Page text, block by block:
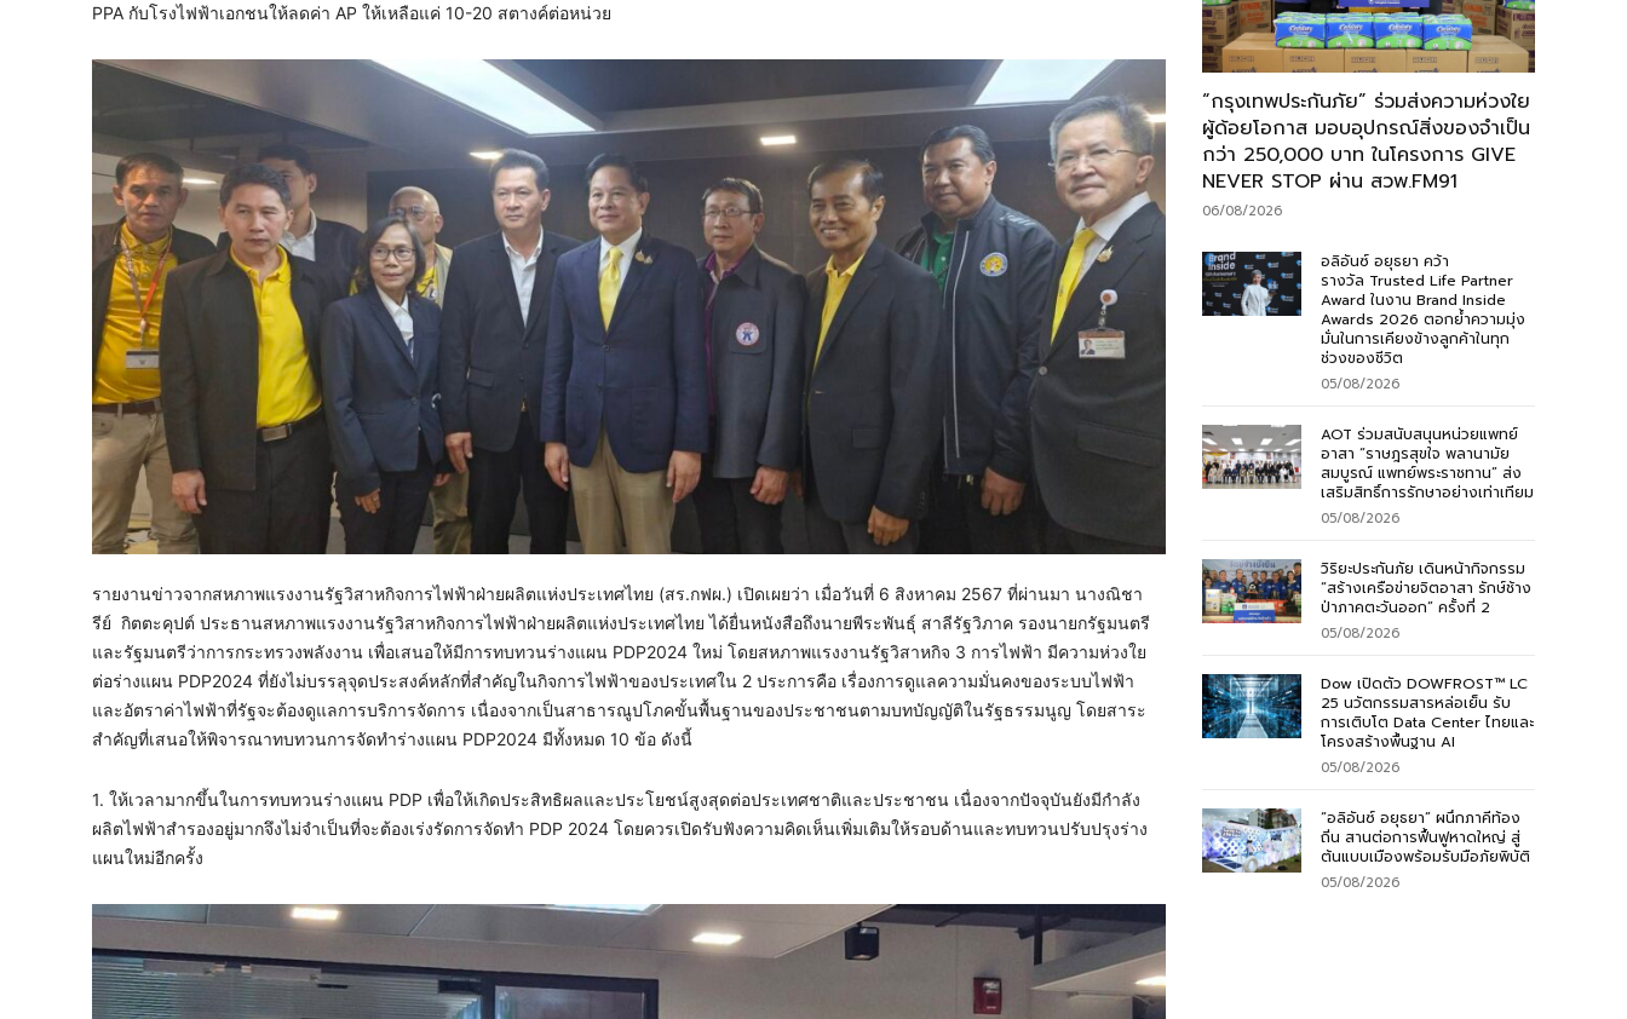
PPA กับโรงไฟฟ้าเอกชนให้ลดค่า AP ให้เหลือแค่ 10-20 สตางค์ต่อหน่วย
รายงานข่าวจากสหภาพแรงงานรัฐวิสาหกิจการไฟฟ้าฝ่ายผลิตแห่งประเทศไทย (สร.กฟผ.) เปิดเผยว่า เมื่อวันที่ 6 สิงหาคม 2567 ที่ผ่านมา นางณิชา
รีย์ กิตตะคุปต์ ประธานสหภาพแรงงานรัฐวิสาหกิจการไฟฟ้าฝ่ายผลิตแห่งประเทศไทย ได้ยื่นหนังสือถึงนายพีระพันธุ์ สาลีรัฐวิภาค รองนายกรัฐมนตรี
และรัฐมนตรีว่าการกระทรวงพลังงาน เพื่อเสนอให้มีการทบทวนร่างแผน PDP2024 ใหม่ โดยสหภาพแรงงานรัฐวิสาหกิจ 3 การไฟฟ้า มีความห่วงใย
ต่อร่างแผน PDP2024 ที่ยังไม่บรรลุจุดประสงค์หลักที่สำคัญในกิจการไฟฟ้าของประเทศใน 2 ประการคือ เรื่องการดูแลความมั่นคงของระบบไฟฟ้า
และอัตราค่าไฟฟ้าที่รัฐจะต้องดูแลการบริการจัดการ เนื่องจากเป็นสาธารณูปโภคขั้นพื้นฐานของประชาชนตามบทบัญญัติในรัฐธรรมนูญ โดยสาระ
สำคัญที่เสนอให้พิจารณาทบทวนการจัดทำร่างแผน PDP2024 มีทั้งหมด 10 ข้อ ดังนี้
1. ให้เวลามากขึ้นในการทบทวนร่างแผน PDP เพื่อให้เกิดประสิทธิผลและประโยชน์สูงสุดต่อประเทศชาติและประชาชน เนื่องจากปัจจุบันยังมีกำลัง
ผลิตไฟฟ้าสำรองอยู่มากจึงไม่จำเป็นที่จะต้องเร่งรัดการจัดทำ PDP 2024 โดยควรเปิดรับฟังความคิดเห็นเพิ่มเติมให้รอบด้านและทบทวนปรับปรุงร่าง
แผนใหม่อีกครั้ง
“กรุงเทพประกันภัย” ร่วมส่งความห่วงใย
ผู้ด้อยโอกาส มอบอุปกรณ์สิ่งของจำเป็น
กว่า 250,000 บาท ในโครงการ GIVE
NEVER STOP ผ่าน สวพ.FM91
06/08/2026
อลิอันซ์ อยุธยา คว้า
รางวัล Trusted Life Partner
Award ในงาน Brand Inside
Awards 2026 ตอกย้ำความมุ่ง
มั่นในการเคียงข้างลูกค้าในทุก
ช่วงของชีวิต
05/08/2026
AOT ร่วมสนับสนุนหน่วยแพทย์
อาสา “ราษฎรสุขใจ พลานามัย
สมบูรณ์ แพทย์พระราชทาน” ส่ง
เสริมสิทธิ์การรักษาอย่างเท่าเทียม
05/08/2026
วิริยะประกันภัย เดินหน้ากิจกรรม
“สร้างเครือข่ายจิตอาสา รักษ์ช้าง
ป่าภาคตะวันออก” ครั้งที่ 2
05/08/2026
Dow เปิดตัว DOWFROST™ LC
25 นวัตกรรมสารหล่อเย็น รับ
การเติบโต Data Center ไทยและ
โครงสร้างพื้นฐาน AI
05/08/2026
“อลิอันซ์ อยุธยา” ผนึกภาคีท้อง
ถิ่น สานต่อการฟื้นฟูหาดใหญ่ สู่
ต้นแบบเมืองพร้อมรับมือภัยพิบัติ
05/08/2026